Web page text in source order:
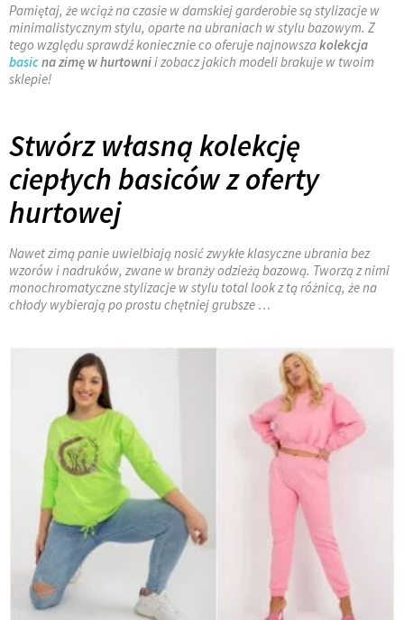
Pamiętaj, że wciąż na czasie w damskiej garderobie są stylizacje w
minimalistycznym stylu, oparte na ubraniach w stylu bazowym. Z
tego względu sprawdź koniecznie co oferuje najnowszakolekcja
basicna zimę w hurtownii zobacz jakich modeli brakuje w twoim
sklepie!
Stwórz własną kolekcję
ciepłych basiców z oferty
hurtowej
Nawet zimą panie uwielbiają nosić zwykłe klasyczne ubrania bez
wzorów i nadruków, zwane w branży odzieżą bazową. Tworzą z nimi
monochromatyczne stylizacje w stylu total look z tą różnicą, że na
chłody wybierają po prostu chętniej grubsze …